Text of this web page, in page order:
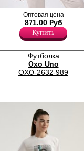
Футболка женская из
гладкокрашеного
трикотажного полотна
кулирная гладь с
добавлением лайкры,
прямая, свободного кроя, со
спущенной линией плеча,
втачными рукавами длиной
до локтя, овальным вырезом
выполнена в технике
шелкографии.
Хлопок 100%
Оптовая цена
871.00 Руб
Купить
Футболка
Oxo Uno
OXO-2632-989